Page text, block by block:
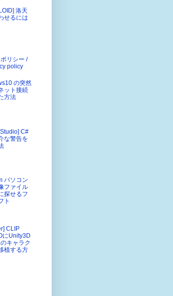
洛天
せるには
リシー /
policy
の突然
ット接続
方法
C#
な警告を
パソコン
ファイル
探せるフ
ト
CLIP
にUnity3D
キャラク
植する方